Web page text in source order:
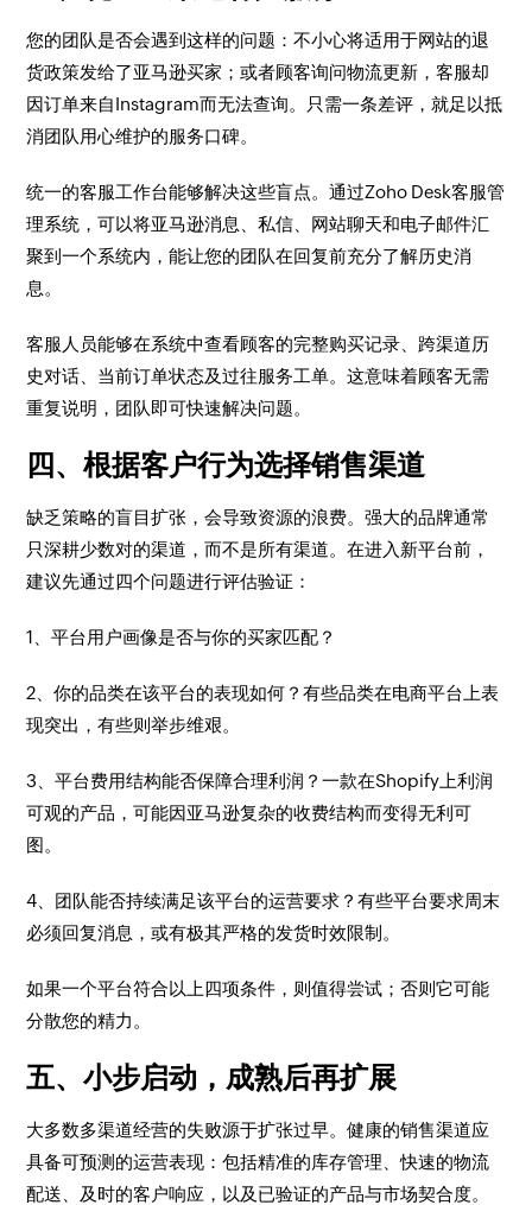
您的团队是否会遇到这样的问题：不小心将适用于网站的退
货政策发给了亚马逊买家；或者顾客询问物流更新，客服却
因订单来自Instagram而无法查询。只需一条差评，就足以抵
消团队用心维护的服务口碑。
统一的客服工作台能够解决这些盲点。通过Zoho Desk客服管
理系统，可以将亚马逊消息、私信、网站聊天和电子邮件汇
聚到一个系统内，能让您的团队在回复前充分了解历史消
息。
客服人员能够在系统中查看顾客的完整购买记录、跨渠道历
史对话、当前订单状态及过往服务工单。这意味着顾客无需
重复说明，团队即可快速解决问题。
四、根据客户行为选择销售渠道
缺乏策略的盲目扩张，会导致资源的浪费。强大的品牌通常
只深耕少数对的渠道，而不是所有渠道。在进入新平台前，
建议先通过四个问题进行评估验证：
1、平台用户画像是否与你的买家匹配？
2、你的品类在该平台的表现如何？有些品类在电商平台上表
现突出，有些则举步维艰。
3、平台费用结构能否保障合理利润？一款在Shopify上利润
可观的产品，可能因亚马逊复杂的收费结构而变得无利可
图。
4、团队能否持续满足该平台的运营要求？有些平台要求周末
必须回复消息，或有极其严格的发货时效限制。
如果一个平台符合以上四项条件，则值得尝试；否则它可能
分散您的精力。
五、小步启动，成熟后再扩展
大多数多渠道经营的失败源于扩张过早。健康的销售渠道应
具备可预测的运营表现：包括精准的库存管理、快速的物流
配送、及时的客户响应，以及已验证的产品与市场契合度。